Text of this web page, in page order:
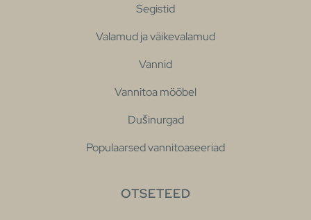
Segistid
Valamud ja väikevalamud
Vannid
Vannitoa mööbel
Dušinurgad
Populaarsed vannitoaseeriad
OTSETEED